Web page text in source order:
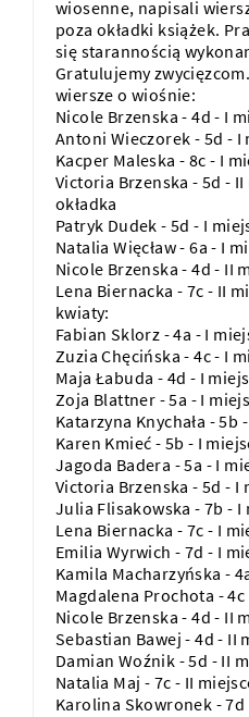
wiosenne, napisali
poza okładki książek.
się starannością
Gratulujemy zwycięzcom.
wiersze o wiośnie:
Nicole Brzenska - 4d - I
Antoni Wieczorek - 5d - I
Kacper Maleska - 8c - I
Victoria Brzenska - 5d -
okładka
Patryk Dudek - 5d - I
Natalia Więcław - 6a - I
Nicole Brzenska - 4d - II
Lena Biernacka - 7c - II
kwiaty:
Fabian Sklorz - 4a - I
Zuzia Chęcińska - 4c - I
Maja Łabuda - 4d - I
Zoja Blattner - 5a - I
Katarzyna Knychała - 5b
Karen Kmieć - 5b - I
Jagoda Badera - 5a - I
Victoria Brzenska - 5d - I
Julia Flisakowska - 7b - I
Lena Biernacka - 7c - I
Emilia Wyrwich - 7d - I
Kamila Macharzyńska -
Magdalena Prochota -
Nicole Brzenska - 4d - II
Sebastian Bawej - 4d - II
Damian Woźnik - 5d - II
Natalia Maj - 7c - II
Karolina Skowronek - 7d